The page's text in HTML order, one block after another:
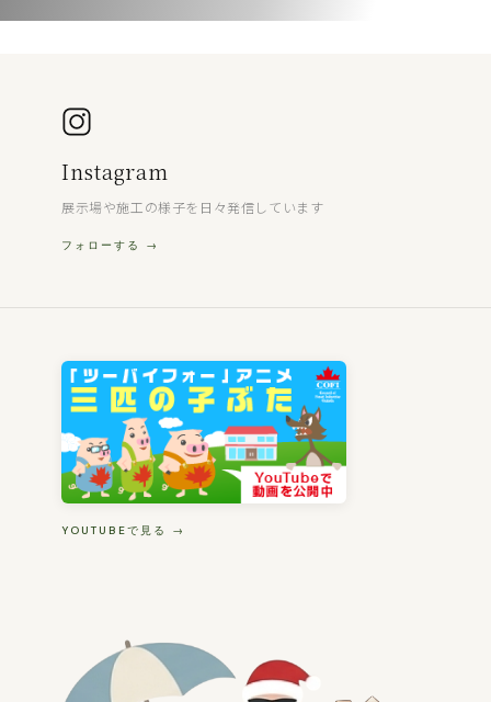
Instagram
展示場や施工の様子を日々発信しています
フォローする →
YOUTUBEで見る →